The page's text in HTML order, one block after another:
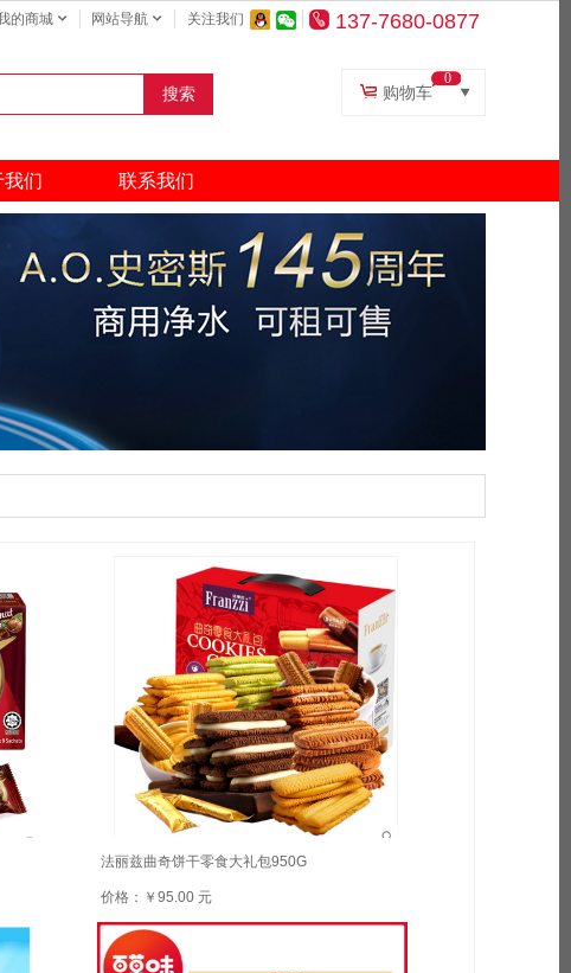
的商城 网站导航 关注我们 137-7680-0877
搜索 购物车
0
我们 联系我们
法丽兹曲奇饼干零食大礼包950G
价格：￥95.00 元